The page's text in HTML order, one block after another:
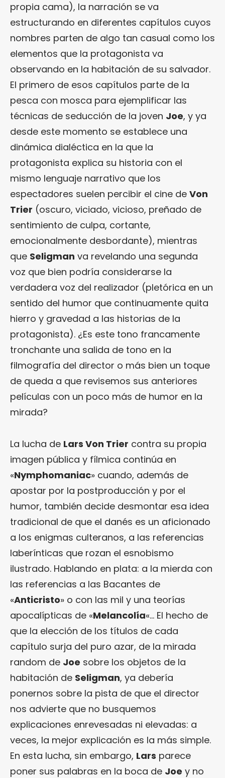
propia cama), la narración se va
estructurando en diferentes capítulos cuyos
nombres parten de algo tan casual como los
elementos que la protagonista va
observando en la habitación de su salvador.
El primero de esos capítulos parte de la
pesca con mosca para ejemplificar las
técnicas de seducción de la joven Joe, y ya
desde este momento se establece una
dinámica dialéctica en la que la
protagonista explica su historia con el
mismo lenguaje narrativo que los
espectadores suelen percibir el cine de Von
Trier (oscuro, viciado, vicioso, preñado de
sentimiento de culpa, cortante,
emocionalmente desbordante), mientras
que Seligman va revelando una segunda
voz que bien podría considerarse la
verdadera voz del realizador (pletórica en un
sentido del humor que continuamente quita
hierro y gravedad a las historias de la
protagonista). ¿Es este tono francamente
tronchante una salida de tono en la
filmografía del director o más bien un toque
de queda a que revisemos sus anteriores
películas con un poco más de humor en la
mirada?
La lucha de Lars Von Trier contra su propia
imagen pública y fílmica continúa en
«Nymphomaniac» cuando, además de
apostar por la postproducción y por el
humor, también decide desmontar esa idea
tradicional de que el danés es un aficionado
a los enigmas culteranos, a las referencias
laberínticas que rozan el esnobismo
ilustrado. Hablando en plata: a la mierda con
las referencias a las Bacantes de
«Anticristo» o con las mil y una teorías
apocalípticas de «Melancolía«… El hecho de
que la elección de los títulos de cada
capítulo surja del puro azar, de la mirada
random de Joe sobre los objetos de la
habitación de Seligman, ya debería
ponernos sobre la pista de que el director
nos advierte que no busquemos
explicaciones enrevesadas ni elevadas: a
veces, la mejor explicación es la más simple.
En esta lucha, sin embargo, Lars parece
poner sus palabras en la boca de Joe y no